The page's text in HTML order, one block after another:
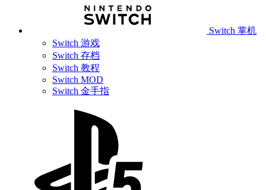
Switch 掌机
Switch 游戏
Switch 存档
Switch 教程
Switch MOD
Switch 金手指